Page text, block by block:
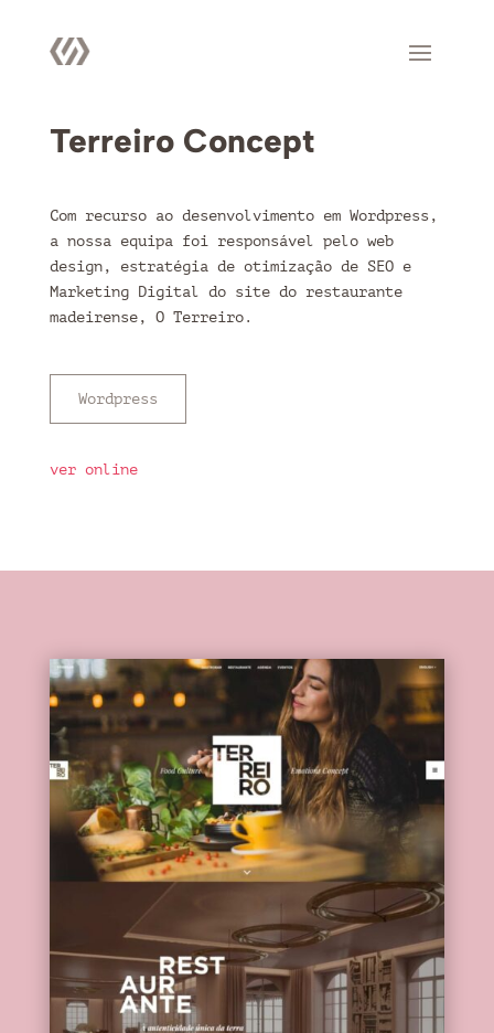
Terreiro Concept
Com recurso ao desenvolvimento em Wordpress,
a nossa equipa foi responsável pelo web
design, estratégia de otimização de SEO e
Marketing Digital do site do restaurante
madeirense, O Terreiro.
Wordpress
ver online